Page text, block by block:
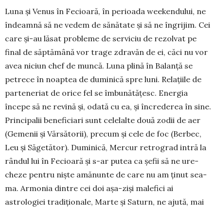
Luna și Venus în Fecioară, în perioada week­endului, ne
îndeamnă să ne vedem de sănătate și să ne îngrijim. Cei
care și-au lăsat probleme de ser­vi­ciu de rezolvat pe
final de săptămână vor trage zdra­văn de ei, căci nu vor
avea niciun chef de muncă. Lu­na plină în Balanță se
petrece în noaptea de duminică spre luni. Relațiile de
parteneriat de orice fel se îmbunătățesc. Energia
începe să ne revină și, odată cu ea, și încrederea în sine.
Principalii bene­ficiari sunt celelalte două zodii de aer
(Gemenii și Vărsătorii), precum și cele de foc (Berbec,
Leu și Să­getător). Duminică, Mercur retrograd intră la
rân­dul lui în Fecioară și s-ar putea ca șefii să ne ure­
cheze pentru niște amănunte de care nu am ținut sea­
ma. Armonia dintre cei doi așa-ziși malefici ai
astrologiei tradițio­nale, Marte și Saturn, ne ajută, mai